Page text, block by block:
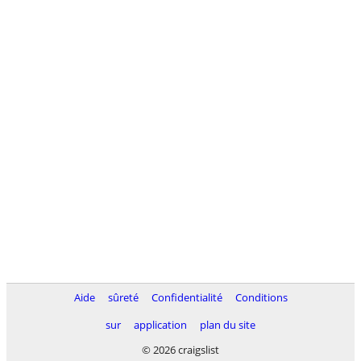
Aide sûreté Confidentialité
Conditions
sur
application
plan du site
© 2026 craigslist